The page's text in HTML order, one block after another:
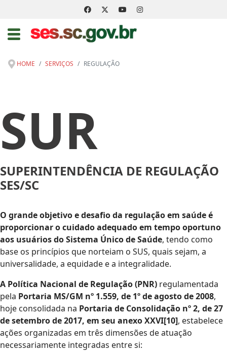
HOME SERVIÇOS REGULAÇÃO
SUR
SUPERINTENDÊNCIA DE REGULAÇÃO
SES/SC
O grande objetivo e desafio da regulação em saúde é
proporcionar o cuidado adequado em tempo oportuno
aos usuários do Sistema Único de Saúde, tendo como
base os princípios que norteiam o SUS, quais sejam, a
universalidade, a equidade e a integralidade.
A Política Nacional de Regulação (PNR) regulamentada
pela Portaria MS/GM nº 1.559, de 1º de agosto de 2008,
hoje consolidada na Portaria de Consolidação nº 2, de 27
de setembro de 2017, em seu anexo XXVI[10], estabelece
ações organizadas em três dimensões de atuação
necessariamente integradas entre si: